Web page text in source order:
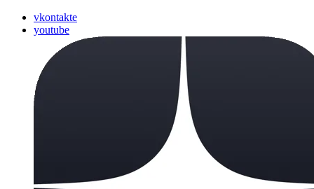
vkontakte
youtube